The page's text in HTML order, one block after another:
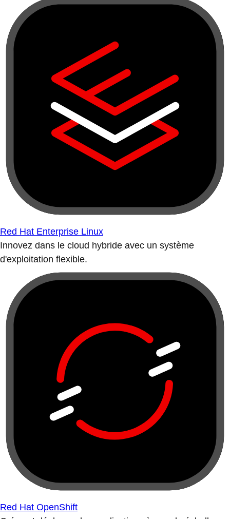
Red Hat Enterprise Linux
Innovez dans le cloud hybride avec un système
d'exploitation flexible.
Red Hat OpenShift